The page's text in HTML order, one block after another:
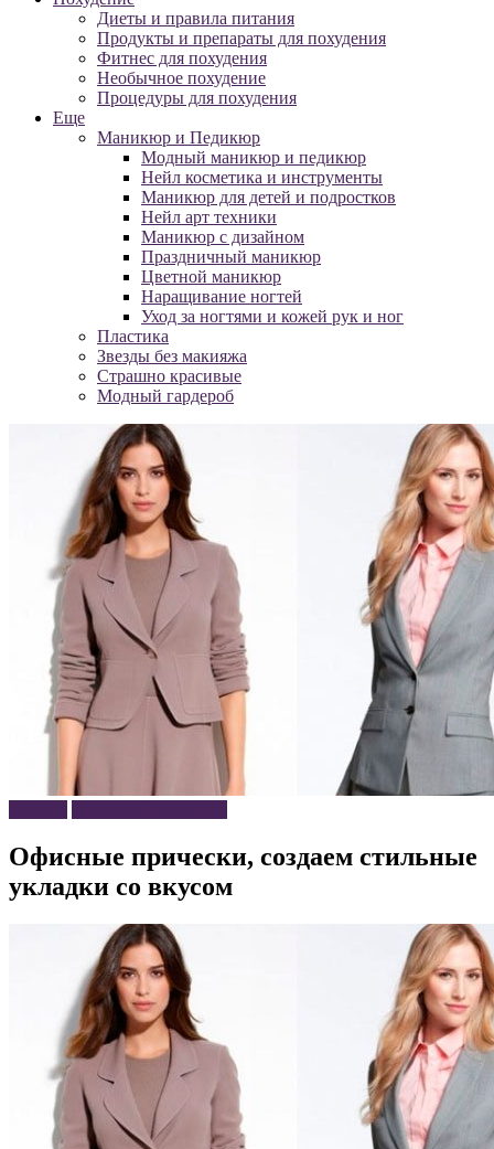
Диеты и правила питания
Продукты и препараты для похудения
Фитнес для похудения
Необычное похудение
Процедуры для похудения
Еще
Маникюр и Педикюр
Модный маникюр и педикюр
Нейл косметика и инструменты
Маникюр для детей и подростков
Нейл арт техники
Маникюр с дизайном
Праздничный маникюр
Цветной маникюр
Наращивание ногтей
Уход за ногтями и кожей рук и ног
Пластика
Звезды без макияжа
Страшно красивые
Модный гардероб
Офисные прически, создаем стильные
укладки со вкусом